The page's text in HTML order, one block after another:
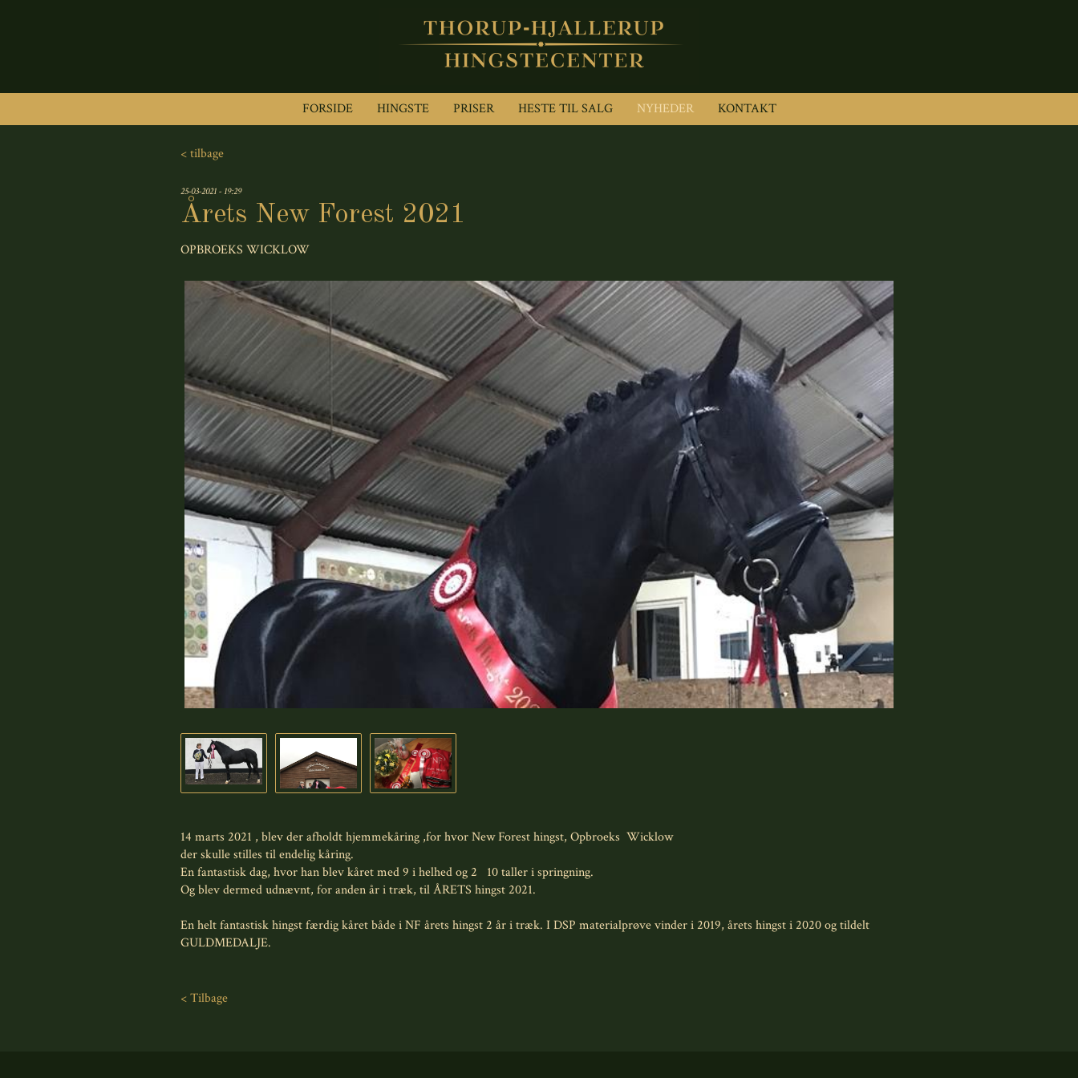
FORSIDE HINGSTE PRISER HESTE TIL SALG NYHEDER KONTAKT
< tilbage
25-03-2021 - 19:29
Årets New Forest 2021
OPBROEKS WICKLOW
14 marts 2021 , blev der afholdt hjemmekåring ,for hvor New Forest hingst, Opbroeks Wicklow
der skulle stilles til endelig kåring.
En fantastisk dag, hvor han blev kåret med 9 i helhed og 2 10 taller i springning.
Og blev dermed udnævnt, for anden år i træk, til ÅRETS hingst 2021.
En helt fantastisk hingst færdig kåret både i NF årets hingst 2 år i træk. I DSP materialprøve vinder i 2019, årets hingst i 2020 og tildelt
GULDMEDALJE.
< Tilbage